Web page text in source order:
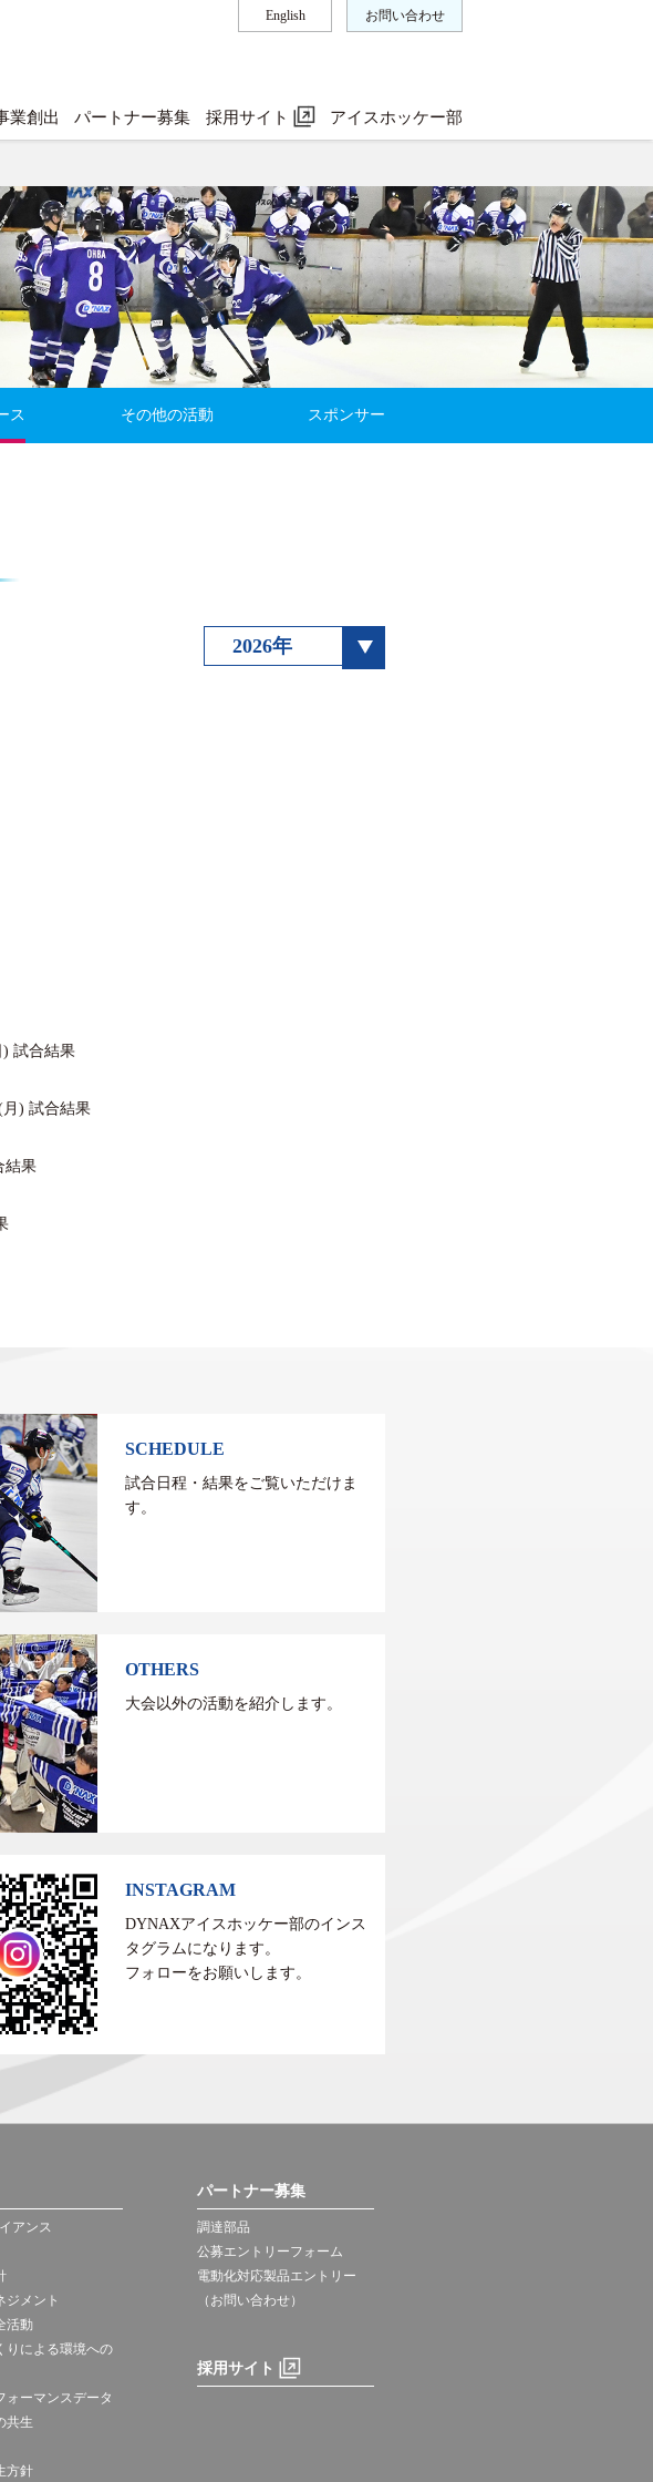
業創出 パートナー募集 採用サイト アイスホッケー部
English お問い合わせ
ス その他の活動 スポンサー
試合結果
) 試合結果
結果
SCHEDULE
試合日程・結果をご覧いただけま
す。
OTHERS
大会以外の活動を紹介します。
INSTAGRAM
DYNAXアイスホッケー部のインス
タグラムになります。
フォローをお願いします。
アンス
ジメント
活動
りによる環境への
ォーマンスデータ
共生
方針
パートナー募集
調達部品
公募エントリーフォーム
電動化対応製品エントリー
（お問い合わせ）
採用サイト